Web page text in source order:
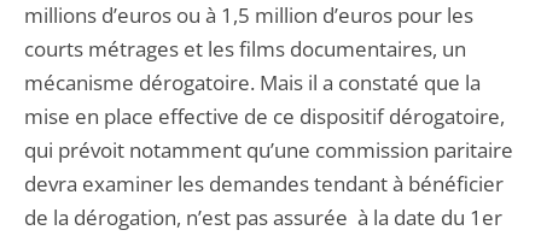
millions d’euros ou à 1,5 million d’euros pour les
courts métrages et les films documentaires, un
mécanisme dérogatoire. Mais il a constaté que la
mise en place effective de ce dispositif dérogatoire,
qui prévoit notamment qu’une commission paritaire
devra examiner les demandes tendant à bénéficier
de la dérogation, n’est pas assurée à la date du 1er